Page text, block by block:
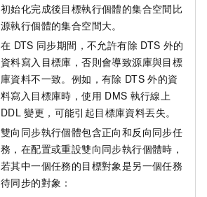
初始化完成後目標執行個體的集合空間比
源執行個體的集合空間大。
在 DTS 同步期間，不允許有除 DTS 外的
資料寫入目標庫，否則會導致源庫與目標
庫資料不一致。例如，有除 DTS 外的資
料寫入目標庫時，使用 DMS 執行線上
DDL 變更，可能引起目標庫資料丟失。
雙向同步執行個體包含正向和反向同步任
務，在配置或重設雙向同步執行個體時，
若其中一個任務的目標對象是另一個任務
待同步的對象：